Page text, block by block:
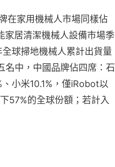
在家用機械人市場同樣佔
家居清潔機械人設備市場季
球掃地機械人累計出貨量
名中，中國品牌佔四席：石
小米10.1%，僅iRobot以
57%的全球份額；若計入